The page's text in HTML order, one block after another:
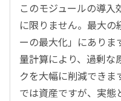
このモジュールの導
に限りません。最大
ーの最大化」にありま
量計算により、過剰な
クを大幅に削減できま
では資産ですが、実態